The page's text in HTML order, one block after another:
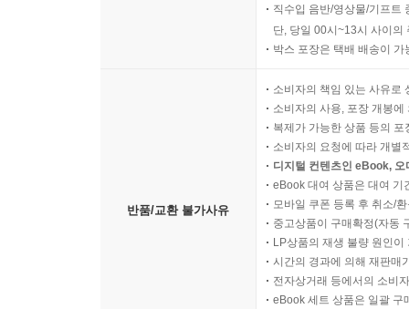
직수입 음반/영상물/기프트
단, 당일 00시~13시 사이의
박스 포장은 택배 배송이
반품/교환 불가사유
소비자의 책임 있는 사유로
소비자의 사용, 포장 개봉
복제가 가능한 상품 등의
소비자의 요청에 따라 개별
디지털 컨텐츠인 eBook,
eBook 대여 상품은 대여 기
모바일 쿠폰 등록 후 취소/
중고상품이 구매확정(자동
LP상품의 재생 불량 원인
시간의 경과에 의해 재판매
전자상거래 등에서의 소비
eBook 세트 상품은 일괄 구